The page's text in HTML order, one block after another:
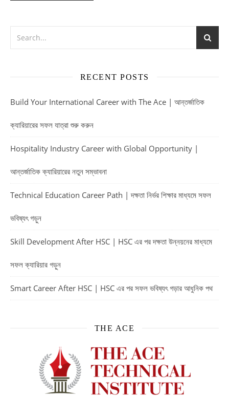
RECENT POSTS
Build Your International Career with The Ace | আন্তর্জাতিক
ক্যারিয়ারের সফল যাত্রা শুরু করুন
Hospitality Industry Career with Global Opportunity |
আন্তর্জাতিক ক্যারিয়ারের নতুন সম্ভাবনা
Technical Education Career Path | দক্ষতা নির্ভর শিক্ষার মাধ্যমে সফল
ভবিষ্যৎ গড়ুন
Skill Development After HSC | HSC এর পর দক্ষতা উন্নয়নের মাধ্যমে
সফল ক্যারিয়ার গড়ুন
Smart Career After HSC | HSC এর পর সফল ভবিষ্যৎ গড়ার আধুনিক পথ
THE ACE